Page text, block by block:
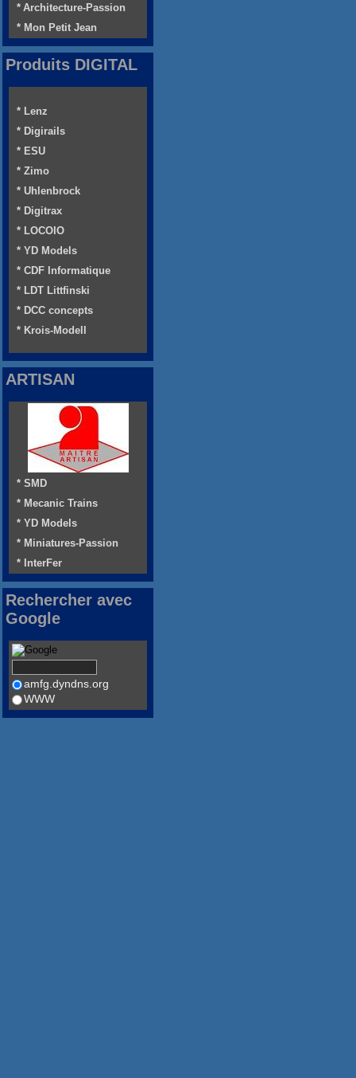
* Architecture-Passion
* Mon Petit Jean
Produits DIGITAL
* Lenz
* Digirails
* ESU
* Zimo
* Uhlenbrock
* Digitrax
* LOCOIO
* YD Models
* CDF Informatique
* LDT Littfinski
* DCC concepts
* Krois-Modell
ARTISAN
* SMD
* Mecanic Trains
* YD Models
* Miniatures-Passion
* InterFer
Rechercher avec
Google
amfg.dyndns.org
WWW